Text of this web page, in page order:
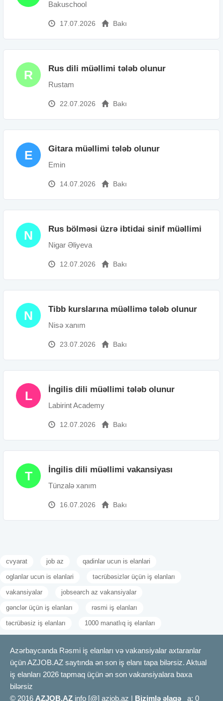
Bakuschool
17.07.2026 Bakı
R Rus dili müəllimi tələb olunur
Rustam
22.07.2026 Bakı
E Gitara müəllimi tələb olunur
Emin
14.07.2026 Bakı
N Rus bölməsi üzrə ibtidai sinif müəllimi
Nigar Əliyeva
12.07.2026 Bakı
N Tibb kurslarına müəllimə tələb olunur
Nisə xanım
23.07.2026 Bakı
L İngilis dili müəllimi tələb olunur
Labirint Academy
12.07.2026 Bakı
T İngilis dili müəllimi vakansiyası
Tünzalə xanım
16.07.2026 Bakı
cvyarat job az qadinlar ucun is elanlari
oglanlar ucun is elanlari təcrübəsizlər üçün iş elanları
vakansiyalar jobsearch az vakansiyalar
gənclər üçün iş elanları rəsmi iş elanları
təcrübəsiz iş elanları 1000 manatlıq iş elanları
Azərbaycanda Rəsmi iş elanları və vakansiyalar axtaranlar
üçün AZJOB.AZ saytında ən son iş elanı tapa bilərsiz. Aktual
iş elanları 2026 tapmaq üçün ən son vakansiyalara baxa
bilərsiz
© 2016 AZJOB.AZ info [@] azjob.az | Bizimlə əlaqə a: 0